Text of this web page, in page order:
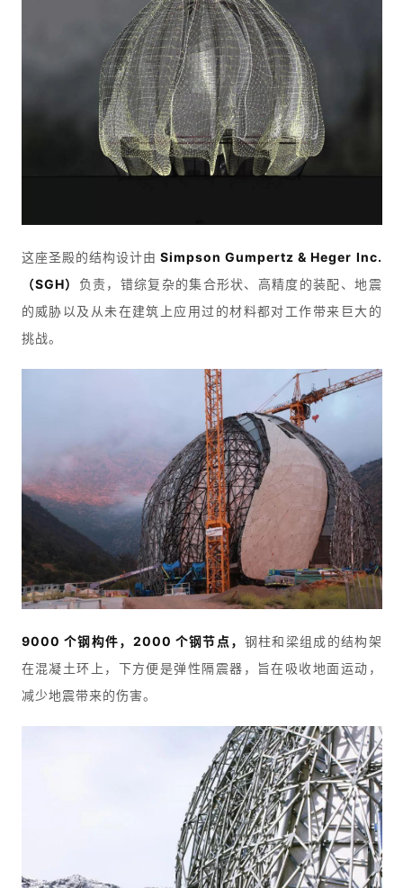
这座圣殿的结构设计由 Simpson Gumpertz & Heger Inc.
（SGH） 负责，错综复杂的集合形状、高精度的装配、地震
的威胁以及从未在建筑上应用过的材料都对工作带来巨大的
挑战。
9000 个钢构件，2000 个钢节点， 钢柱和梁组成的结构架
在混凝土环上，下方便是弹性隔震器，旨在吸收地面运动，
减少地震带来的伤害。